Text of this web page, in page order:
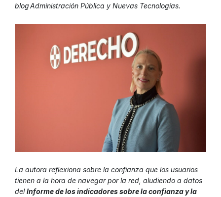
blog Administración Pública y Nuevas Tecnologías.
La autora reflexiona sobre la confianza que los usuarios
tienen a la hora de navegar por la red, aludiendo a datos
delInforme de los indicadores sobre la confianza y la